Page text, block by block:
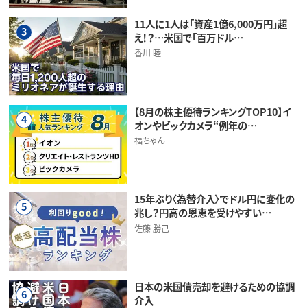
3
11人に1人は「資産1億6,000万円」超
え！？…米国で「百万ドル…
香川 睦
4
【8月の株主優待ランキングTOP10】イ
オンやビックカメラ“例年の…
福ちゃん
5
15年ぶり〈為替介入〉でドル円に変化の
兆し？円高の恩恵を受けやすい…
佐藤 勝己
6
日本の米国債売却を避けるための協調
介入